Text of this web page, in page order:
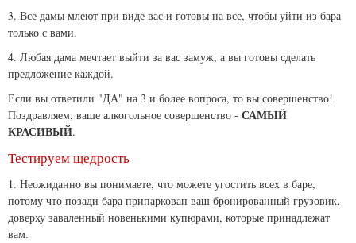
3. Все дамы млеют при виде вас и готовы на все, чтобы уйти из бара
только с вами.
4. Любая дама мечтает выйти за вас замуж, а вы готовы сделать
предложение каждой.
Если вы ответили "ДА" на 3 и более вопроса, то вы совершенство!
Поздравляем, ваше алкогольное совершенство - САМЫЙ
КРАСИВЫЙ.
Тестируем щедрость
1. Неожиданно вы понимаете, что можете угостить всех в баре,
потому что позади бара припаркован ваш бронированный грузовик,
доверху заваленный новенькими купюрами, которые принадлежат
вам.